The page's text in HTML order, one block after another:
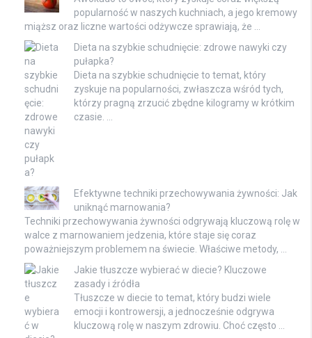
popularność w naszych kuchniach, a jego kremowy
miąższ oraz liczne wartości odżywcze sprawiają, że …
Dieta na szybkie schudnięcie: zdrowe nawyki czy
pułapka?
Dieta na szybkie schudnięcie to temat, który
zyskuje na popularności, zwłaszcza wśród tych,
którzy pragną zrzucić zbędne kilogramy w krótkim
czasie. …
Efektywne techniki przechowywania żywności: Jak
uniknąć marnowania?
Techniki przechowywania żywności odgrywają kluczową rolę w
walce z marnowaniem jedzenia, które staje się coraz
poważniejszym problemem na świecie. Właściwe metody, …
Jakie tłuszcze wybierać w diecie? Kluczowe
zasady i źródła
Tłuszcze w diecie to temat, który budzi wiele
emocji i kontrowersji, a jednocześnie odgrywa
kluczową rolę w naszym zdrowiu. Choć często …